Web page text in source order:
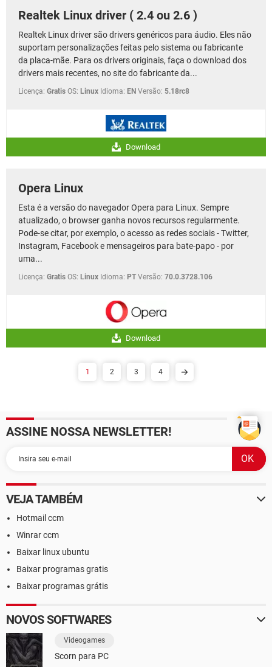
Realtek Linux driver ( 2.4 ou 2.6 )
Realtek Linux driver são drivers genéricos para áudio. Eles não
suportam personalizações feitas pelo sistema ou fabricante
da placa-mãe. Para os drivers originais, faça o download dos
drivers mais recentes, no site do fabricante da...
Licença: Gratis OS: Linux Idioma: EN Versão: 5.18rc8
Download
Opera Linux
Esta é a versão do navegador Opera para Linux. Sempre
atualizado, o browser ganha novos recursos regularmente.
Pode-se citar, por exemplo, o acesso as redes sociais - Twitter,
Instagram, Facebook e mensageiros para bate-papo - por
uma...
Licença: Gratis OS: Linux Idioma: PT Versão: 70.0.3728.106
Download
1 2 3 4
ASSINE NOSSA NEWSLETTER!
VEJA TAMBÉM
Hotmail ccm
Winrar ccm
Baixar linux ubuntu
Baixar programas gratis
Baixar programas grátis
NOVOS SOFTWARES
Videogames
Scorn para PC